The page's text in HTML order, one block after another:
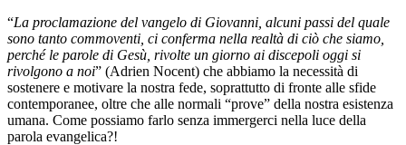
“La proclamazione del vangelo di Giovanni, alcuni passi del quale
sono tanto commoventi, ci conferma nella realtà di ciò che siamo,
perché le parole di Gesù, rivolte un giorno ai discepoli oggi si
rivolgono a noi” (Adrien Nocent) che abbiamo la necessità di
sostenere e motivare la nostra fede, soprattutto di fronte alle sfide
contemporanee, oltre che alle normali “prove” della nostra esistenza
umana. Come possiamo farlo senza immergerci nella luce della
parola evangelica?!